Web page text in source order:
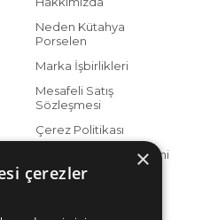
Neden Kütahya
Porselen
Marka İşbirlikleri
Mesafeli Satış
Sözleşmesi
Çerez Politikası
KVKK Aydınlatma Metni
×
çerezler